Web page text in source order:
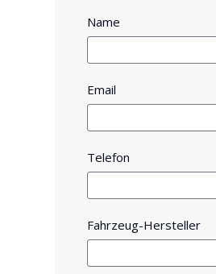
Name
Email
Telefon
Fahrzeug-Hersteller